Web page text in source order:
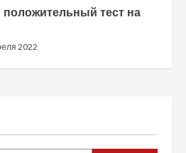
положительный тест на
2022